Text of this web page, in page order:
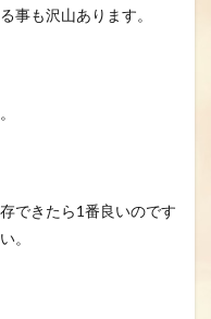
事も沢山あります。
できたら1番良いのです
。